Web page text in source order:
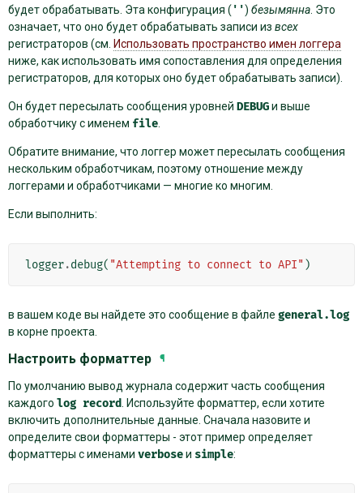
будет обрабатывать. Эта конфигурация ( '') безымянна . Это
означает, что оно будет обрабатывать записи из всех
регистраторов (см. Использовать пространство имен логгера
ниже, как использовать имя сопоставления для определения
регистраторов, для которых оно будет обрабатывать записи).
Он будет пересылать сообщения уровней DEBUGи выше
обработчику с именем file
Обратите внимание, что логгер может пересылать сообщения
нескольким обработчикам, поэтому отношение между
логгерами и обработчиками — многие ко многим.
Если выполнить:
logger.debug( "Attempting to connect to API" )
в вашем коде вы найдете это сообщение в файле general.log
в корне проекта.
Настроить форматтер ¶
По умолчанию вывод журнала содержит часть сообщения
каждого log record
. Используйте форматтер, если хотите
включить дополнительные данные. Сначала назовите и
определите свои форматтеры - этот пример определяет
форматтеры с именами verboseи simple: